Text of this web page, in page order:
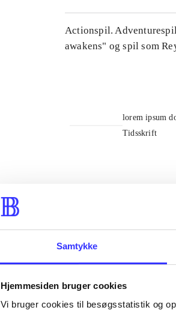
Samtykke
Hjemmesiden bruger cookies
Vi bruger cookies til besøgsstatistik og
Actionspil.
awakens" og spil som
lorem ipsum
Tidsskrift